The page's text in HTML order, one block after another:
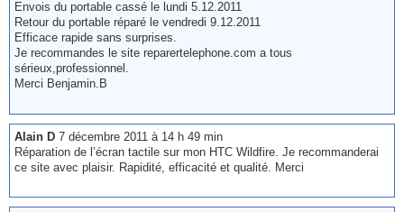
Envois du portable cassé le lundi 5.12.2011
Retour du portable réparé le vendredi 9.12.2011
Efficace rapide sans surprises.
Je recommandes le site reparertelephone.com a tous
sérieux,professionnel.
Merci Benjamin.B
Alain D 7 décembre 2011 à 14 h 49 min
Réparation de l’écran tactile sur mon HTC Wildfire. Je recommanderai
ce site avec plaisir. Rapidité, efficacité et qualité. Merci